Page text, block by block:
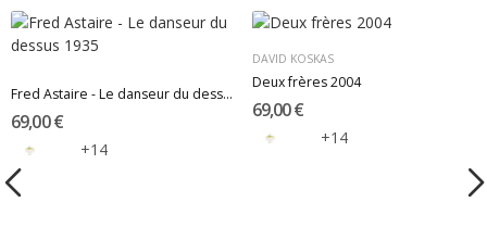
Fred Astaire - Le danseur du dessus 1935
69,00 €
+14
DAVID KOSKAS
Deux frères 2004
69,00 €
+14